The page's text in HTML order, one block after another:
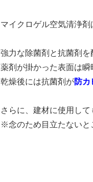
マイクロゲル空気清浄剤
強力な除菌剤と抗菌剤を
薬剤が掛かった表面は瞬
乾燥後には抗菌剤が防カ
さらに、建材に使用して
※念のため目立たないと